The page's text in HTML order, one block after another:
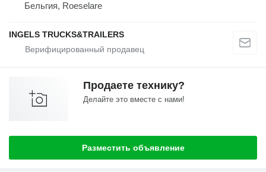
Бельгия, Roeselare
INGELS TRUCKS&TRAILERS
Продаете технику?
Делайте это вместе с нами!
Разместить объявление